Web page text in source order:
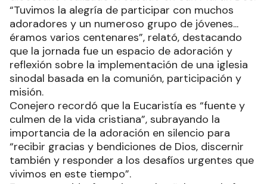
“Tuvimos la alegría de participar con muchos
adoradores y un numeroso grupo de jóvenes...
éramos varios centenares”, relató, destacando
que la jornada fue un espacio de adoración y
reflexión sobre la implementación de una iglesia
sinodal basada en la comunión, participación y
misión.
Conejero recordó que la Eucaristía es “fuente y
culmen de la vida cristiana”, subrayando la
importancia de la adoración en silencio para
“recibir gracias y bendiciones de Dios, discernir
también y responder a los desafíos urgentes que
vivimos en este tiempo”.